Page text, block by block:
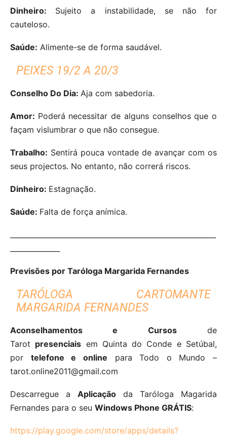
Dinheiro: Sujeito a instabilidade, se não for
cauteloso.
Saúde: Alimente-se de forma saudável.
PEIXES 19/2 A 20/3
Conselho Do Dia: Aja com sabedoria.
Amor: Poderá necessitar de alguns conselhos que o
façam vislumbrar o que não consegue.
Trabalho: Sentirá pouca vontade de avançar com os
seus projectos. No entanto, não correrá riscos.
Dinheiro: Estagnação.
Saúde: Falta de força anímica.
Previsões por Taróloga Margarida Fernandes
TARÓLOGA CARTOMANTE
MARGARIDA FERNANDES
Aconselhamentos e Cursosde
Tarot presenciais em Quinta do Conde e Setúbal,
por telefone e online para Todo o Mundo –
tarot.online2011@gmail.com
Descarregue a Aplicação da Taróloga Magarida
Fernandes para o seu Windows Phone GRÁTIS:
https://play.google.com/store/apps/details?